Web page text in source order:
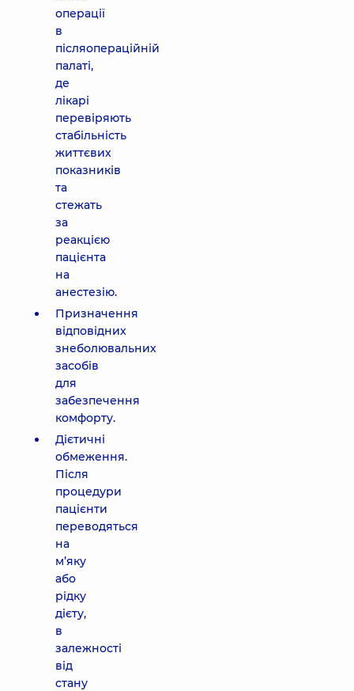
операції
в
післяопераційній
палаті,
де
лікарі
перевіряють
стабільність
життєвих
показників
та
стежать
за
реакцією
пацієнта
на
анестезію.
Призначення
відповідних
знеболювальних
засобів
для
забезпечення
комфорту.
Дієтичні
обмеження.
Після
процедури
пацієнти
переводяться
на
м’яку
або
рідку
дієту,
в
залежності
від
стану